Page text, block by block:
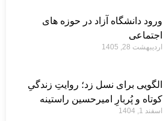
ورود دانشگاه آزاد در حوزه های
اجتماعی
اردیبهشت 28, 1405
الگویی برای نسل زد؛ روایتِ زندگیِ
کوتاه و پُربارِ امیرحسین راستینه
اسفند 1, 1404